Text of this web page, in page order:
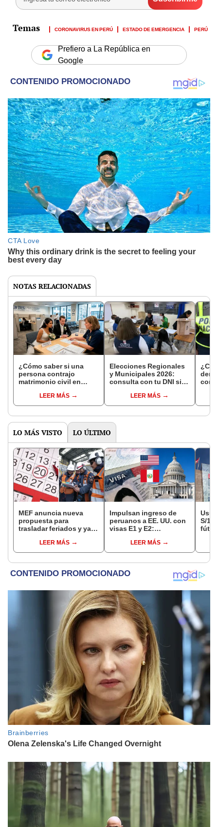
CORONAVIRUS EN PERÚ ESTADO DE EMERGENCIA PERÚ
Prefiero a La República en
Google
NOTAS RELACIONADAS
¿Cómo saber si una
persona contrajo
matrimonio civil en
LEER MÁS
Elecciones Regionales
y Municipales 2026:
consulta con tu DNI si
de mesa para este 4 de
octubre en el link oficial
LEER MÁS
con
LO MÁS VISTO LO ÚLTIMO
MEF anuncia nueva
propuesta para
trasladar feriados y ya
“Lunes es mejor día”
LEER MÁS
Impulsan ingreso de
peruanos a EE. UU. con
visas E1 y E2:
pymes serían los más
beneficiados
LEER MÁS
S/